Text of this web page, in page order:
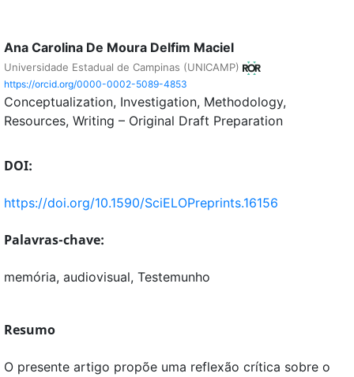
Ana Carolina De Moura Delfim Maciel
Universidade Estadual de Campinas (UNICAMP)
https://orcid.org/0000-0002-5089-4853
Conceptualization Investigation Methodology
Resources Writing – Original Draft Preparation
DOI:
https://doi.org/10.1590/SciELOPreprints.16156
Palavras-chave:
memória, audiovisual, Testemunho
Resumo
O presente artigo propõe uma reflexão crítica sobre o